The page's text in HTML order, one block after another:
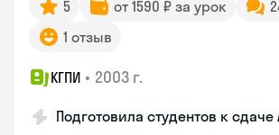
5 от 1590 ₽ за урок
1 отзыв
КГПИ • 2003 г.
Подготовила студентов к сдаче